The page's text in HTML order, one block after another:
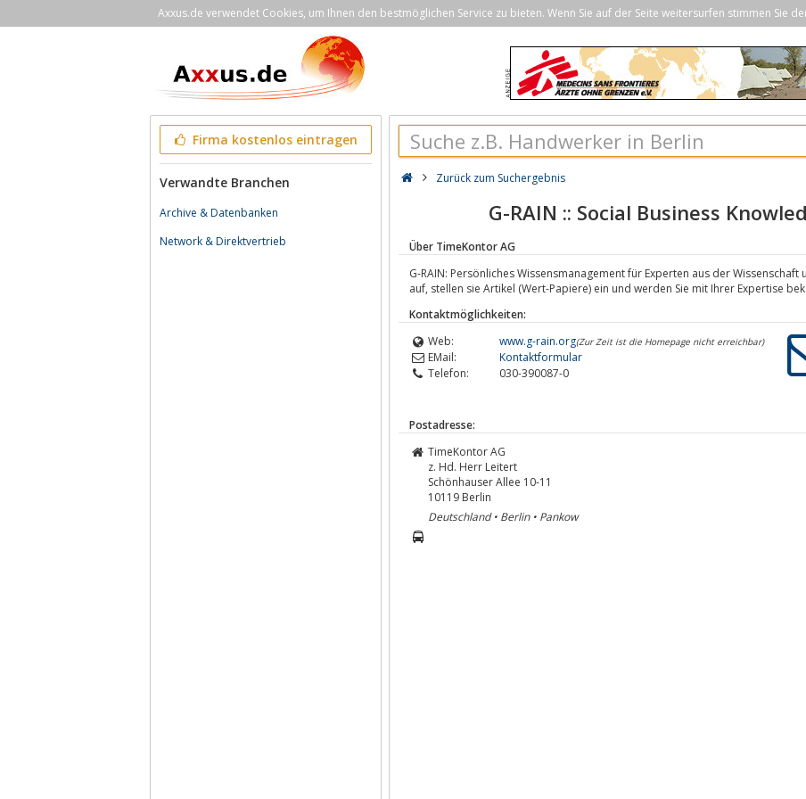
Axxus.de verwendet Cookies, um Ihnen den bestmöglichen Service zu bieten. Wenn Sie auf der Seite weitersurfen stimmen Sie
Firma kostenlos eintragen
Verwandte Branchen
Archive & Datenbanken
Network & Direktvertrieb
Zurück zum Suchergebnis
G-RAIN :: Social Business
Über TimeKontor AG
G-RAIN: Persönliches Wissensmanagement für Experten aus der
auf, stellen sie Artikel (Wert-Papiere) ein und werden Sie mit Ihrer Expertise
Kontaktmöglichkeiten:
Web:
www.g-rain.org(Zur Zeit ist die Homepage nicht erreichbar)
EMail:
Kontaktformular
Telefon:
030-390087-0
Postadresse:
TimeKontor AG
z. Hd. Herr Leitert
Schönhauser Allee 10-11
10119 Berlin
Deutschland • Berlin • Pankow